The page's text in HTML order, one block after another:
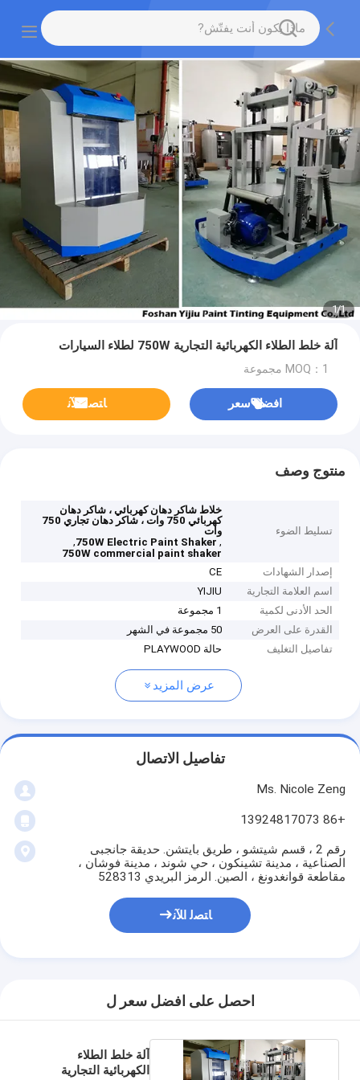
1
/
1
آلة خلط الطلاء الكهربائية التجارية 750W لطلاء السيارات
MOQ：1 مجموعة
افضل سعر ﺎﺘﺼﻟ ﺍﻶﻧ
منتوج وصف
تسليط الضوء
خلاط شاكر دهان كهربائي ، شاكر دهان
كهربائي 750 وات ، شاكر دهان تجاري 750
وات
,
750W Electric Paint Shaker
,
750W commercial paint shaker
إصدار الشهادات
CE
اسم العلامة التجارية
YIJIU
الحد الأدنى لكمية
1 مجموعة
القدرة على العرض
50 مجموعة في الشهر
تفاصيل التغليف
حالة PLAYWOOD
عرض المزيد
تفاصيل الاتصال
Ms. Nicole Zeng
+86 13924817073
رقم 2 ، قسم شيتشو ، طريق بايتشن. حديقة جانجبى
الصناعية ، مدينة تشينكون ، حي شوند ، مدينة فوشان ،
مقاطعة قوانغدونغ ، الصين. الرمز البريدي 528313
ﺎﺘﺼﻟ ﺍﻶﻧ
احصل على افضل سعر ل
آلة خلط الطلاء
الكهربائية التجارية